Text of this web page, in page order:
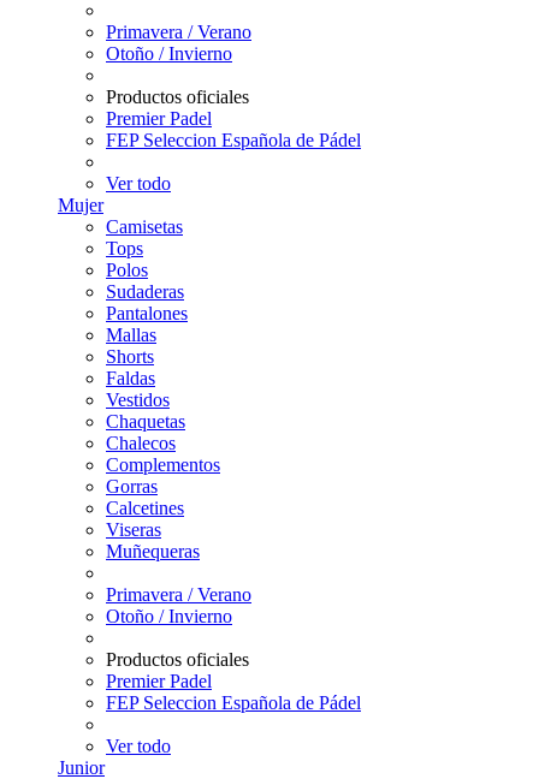
Primavera / Verano
Otoño / Invierno
Productos oficiales
Premier Padel
FEP Seleccion Española de Pádel
Ver todo
Mujer
Camisetas
Tops
Polos
Sudaderas
Pantalones
Mallas
Shorts
Faldas
Vestidos
Chaquetas
Chalecos
Complementos
Gorras
Calcetines
Viseras
Muñequeras
Primavera / Verano
Otoño / Invierno
Productos oficiales
Premier Padel
FEP Seleccion Española de Pádel
Ver todo
Junior